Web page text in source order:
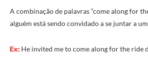
A combinação de palavras “come along for
alguém está sendo convidado a se juntar a
Ex: He invited me to come along for the ride